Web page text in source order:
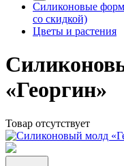
Силиконовые
со скидкой)
Цветы и растения
«Георгин»
Товар отсутствует